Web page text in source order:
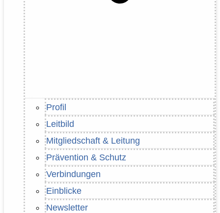
Profil
Leitbild
Mitgliedschaft & Leitung
Prävention & Schutz
Verbindungen
Einblicke
Newsletter